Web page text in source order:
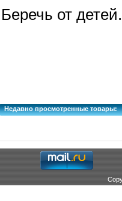
Беречь от детей.
Недавно просмотренные товары: